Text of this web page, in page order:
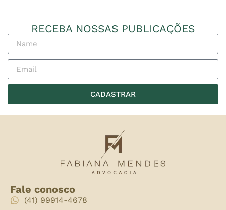
RECEBA NOSSAS PUBLICAÇÕES
CADASTRAR
Fale conosco
(41) 99914-4678